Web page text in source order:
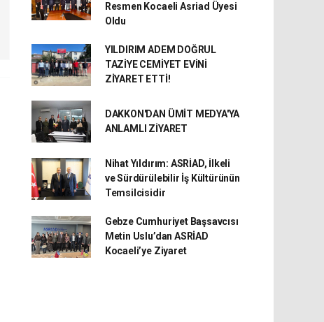
Resmen Kocaeli Asriad Üyesi
Oldu
YILDIRIM ADEM DOĞRUL
TAZİYE CEMİYET EVİNİ
ZİYARET ETTİ!
DAKKON'DAN ÜMİT MEDYA'YA
ANLAMLI ZİYARET
Nihat Yıldırım: ASRİAD, İlkeli
ve Sürdürülebilir İş Kültürünün
Temsilcisidir
Gebze Cumhuriyet Başsavcısı
Metin Uslu’dan ASRİAD
Kocaeli’ye Ziyaret